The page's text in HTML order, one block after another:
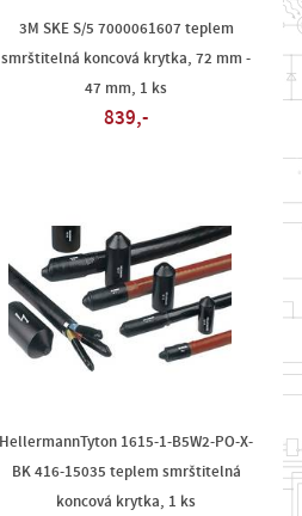
3M SKE S/5 7000061607 teplem
smrštitelná koncová krytka, 72 mm -
47 mm, 1 ks
839,-
HellermannTyton 1615-1-B5W2-PO-X-
BK 416-15035 teplem smrštitelná
koncová krytka, 1 ks